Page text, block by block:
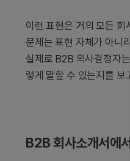
이런 표현은 거의 모든 회
문제는 표현 자체가 아니
실제로 B2B 의사결정자
렇게 말할 수 있는지를 보
B2B 회사소개서에